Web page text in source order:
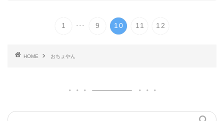
1 ... 9 10 11 12
HOME おちょやん